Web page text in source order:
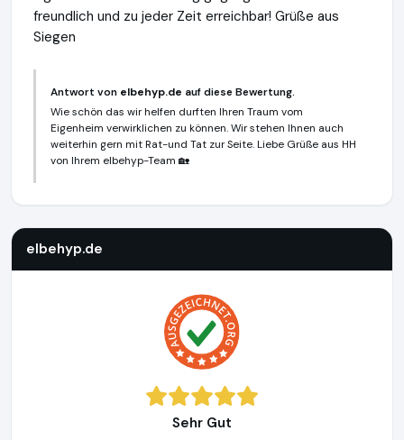
freundlich und zu jeder Zeit erreichbar! Grüße aus
Siegen
Antwort von elbehyp.de auf diese Bewertung.
Wie schön das wir helfen durften Ihren Traum vom
Eigenheim verwirklichen zu können. Wir stehen Ihnen auch
weiterhin gern mit Rat-und Tat zur Seite. Liebe Grüße aus HH
von Ihrem elbehyp-Team 🏡
elbehyp.de
Sehr Gut